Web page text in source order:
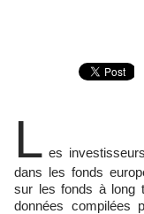
L es
dans les fonds
sur les fonds à long
données compilées